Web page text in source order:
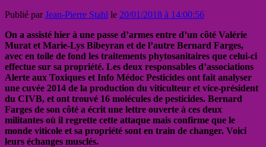
Publié parJean-Pierre Stahl le 20/01/2018 à 14:00:56
On a assisté hier à une passe d’armes entre d’un côté Valérie
Murat et Marie-Lys Bibeyran et de l’autre Bernard Farges,
avec en toile de fond les traitements phytosanitaires que celui-ci
effectue sur sa propriété. Les deux responsables d’associations
Alerte aux Toxiques et Info Médoc Pesticides ont fait analyser
une cuvée 2014 de la production du viticulteur et vice-président
du CIVB, et ont trouvé 16 molécules de pesticides. Bernard
Farges de son côté a écrit une lettre ouverte à ces deux
militantes où il regrette cette attaque mais confirme que le
monde viticole et sa propriété sont en train de changer. Voici
leurs échanges musclés.